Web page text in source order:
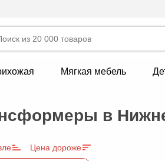
Мягкая мебель
в
Цена дороже